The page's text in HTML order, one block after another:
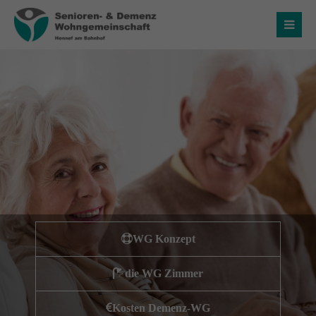
Login
Passwort
Anmelden
Register |Lost your password?
Über uns
WG Konzept
die WG Zimmer
Kosten Demenz-WG